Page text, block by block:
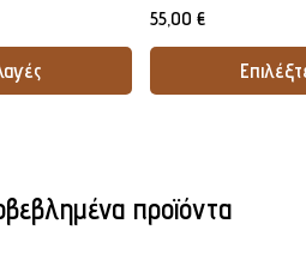
55,00 €
προϊόντα